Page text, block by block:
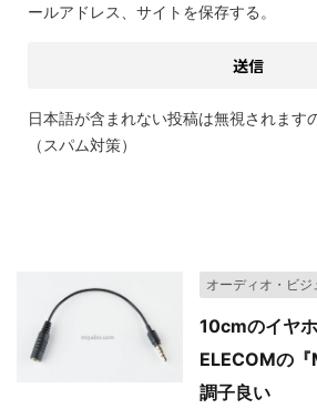
ールアドレス、サイトを保存する。
日本語が含まれない投稿は無視されます
（スパム対策）
オーディオ・ビジ
10cmのイヤ
ELECOMの
調子良い